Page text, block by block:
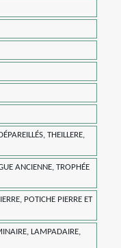
THEILLERE,
ANCIENNE, TROPHÉE
POTICHE PIERRE ET
LAMPADAIRE,